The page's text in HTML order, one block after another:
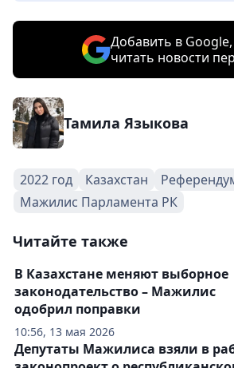
Добавить в
читать новости
Тамила Языкова
2022 год Казахстан
Мажилис Парламента РК
Читайте также
10:56, 13 мая 2026
В Казахстане меняют выборное
законодательство – Мажилис
одобрил поправки
Депутаты Мажилиса взяли в